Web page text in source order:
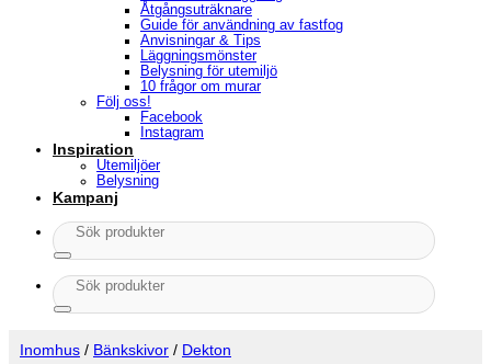
Åtgångsuträknare
Guide för användning av fastfog
Anvisningar & Tips
Läggningsmönster
Belysning för utemiljö
10 frågor om murar
Följ oss!
Facebook
Instagram
Inspiration
Utemiljöer
Belysning
Kampanj
Sök
efter:
Sök
efter:
Inomhus / Bänkskivor / Dekton